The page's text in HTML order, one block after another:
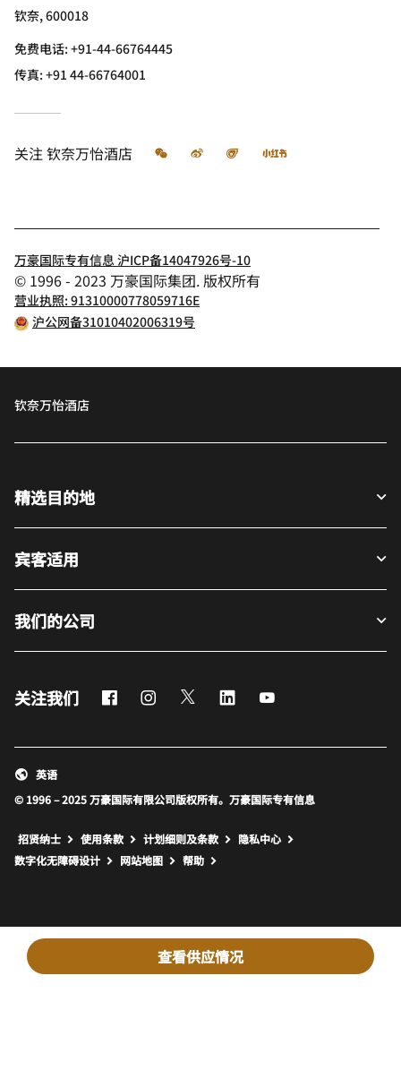
查看供应情况
钦奈, 600018
免费电话:+91-44-66764445
传真:+91 44-66764001
关注钦奈万怡酒店 微信 微博 飞猪 小红书
万豪国际专有信息 沪ICP备14047926号-10
© 1996 - 2023 万豪国际集团. 版权所有
营业执照: 91310000778059716E
沪公网备31010402006319号
钦奈万怡酒店
精选目的地
宾客适用
我们的公司
关注我们 FacebookInstagram
Twitter LinkedIn
© 1996 – 2025 万豪国际有限公司版权所有。万豪国际专有信息
英语
招贤纳士 使用条款 计划细则及条款
隐私中心
数字化无障碍设计
网站地图 打开新窗口
帮助